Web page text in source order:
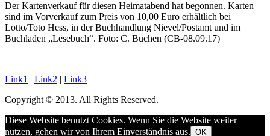
Der Kartenverkauf für diesen Heimatabend hat begonnen. Karten
sind im Vorverkauf zum Preis von 10,00 Euro erhältlich bei
Lotto/Toto Hess, in der Buchhandlung Nievel/Postamt und im
Buchladen „Lesebuch“. Foto: C. Buchen (CB-08.09.17)
Link1 | Link2 | Link3
Copyright © 2013. All Rights Reserved.
Diese Website benutzt Cookies. Wenn Sie die Website weiter
nutzen, gehen wir von Ihrem Einverständnis aus. OK